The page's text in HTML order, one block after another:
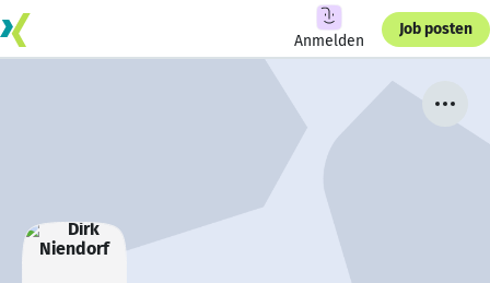
Anmelden
Job posten